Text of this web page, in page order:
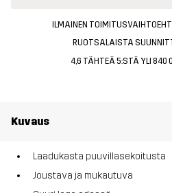
ILMAINEN
RUOTSALAISTA
4,6 TÄHTEÄ 5:STÄ YLI 840
Kuvaus
Laadukasta puuvillasekoitusta
Joustava ja mukautuva